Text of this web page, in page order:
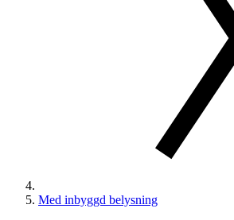
Med inbyggd belysning